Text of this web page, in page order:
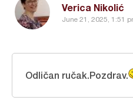
Verica Nikolić
June 21, 2025, 1:51
Odličan ručak.Pozdrav.